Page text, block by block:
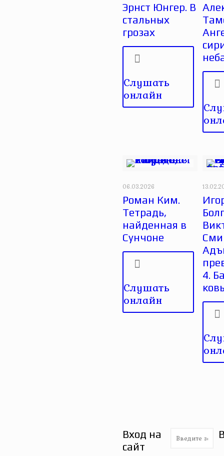
Эрнст Юнгер. В
стальных
грозах
Слушать
онлайн
06.03.2026
Роман Ким.
Тетрадь,
найденная в
Сунчоне
Слушать
онлайн
4.
Вход на
сайт